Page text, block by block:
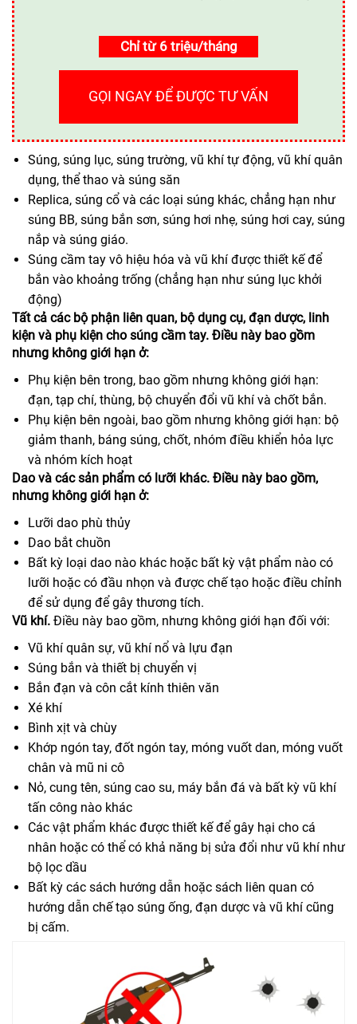
Chỉ từ 6 triệu/tháng
GỌI NGAY ĐỂ ĐƯỢC TƯ VẤN
Súng, súng lục, súng trường, vũ khí tự động, vũ khí quân
dụng, thể thao và súng săn
Replica, súng cổ và các loại súng khác, chẳng hạn như
súng BB, súng bắn sơn, súng hơi nhẹ, súng hơi cay, súng
nắp và súng giáo.
Súng cầm tay vô hiệu hóa và vũ khí được thiết kế để
bắn vào khoảng trống (chẳng hạn như súng lục khởi
động)
Tất cả các bộ phận liên quan, bộ dụng cụ, đạn dược, linh
kiện và phụ kiện cho súng cầm tay. Điều này bao gồm
nhưng không giới hạn ở:
Phụ kiện bên trong, bao gồm nhưng không giới hạn:
đạn, tạp chí, thùng, bộ chuyển đổi vũ khí và chốt bắn.
Phụ kiện bên ngoài, bao gồm nhưng không giới hạn: bộ
giảm thanh, báng súng, chốt, nhóm điều khiển hỏa lực
và nhóm kích hoạt
Dao và các sản phẩm có lưỡi khác. Điều này bao gồm,
nhưng không giới hạn ở:
Lưỡi dao phù thủy
Dao bắt chuồn
Bất kỳ loại dao nào khác hoặc bất kỳ vật phẩm nào có
lưỡi hoặc có đầu nhọn và được chế tạo hoặc điều chỉnh
để sử dụng để gây thương tích.
Vũ khí. Điều này bao gồm, nhưng không giới hạn đối với:
Vũ khí quân sự, vũ khí nổ và lựu đạn
Súng bắn và thiết bị chuyển vị
Bắn đạn và côn cắt kính thiên văn
Xé khí
Bình xịt và chùy
Khớp ngón tay, đốt ngón tay, móng vuốt dan, móng vuốt
chân và mũ ni cô
Nỏ, cung tên, súng cao su, máy bắn đá và bất kỳ vũ khí
tấn công nào khác
Các vật phẩm khác được thiết kế để gây hại cho cá
nhân hoặc có thể có khả năng bị sửa đổi như vũ khí như
bộ lọc dầu
Bất kỳ các sách hướng dẫn hoặc sách liên quan có
hướng dẫn chế tạo súng ống, đạn dược và vũ khí cũng
bị cấm.